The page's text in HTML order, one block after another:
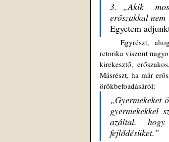
3. „Akik
erőszakkal
Egyetem
retorika viszont
kirekesztő,
Másrészt, ha már
örökbefoadásáról:
„Gyermekeket
gyermekekkel
azáltal,  hogy
fejlődésüket.”